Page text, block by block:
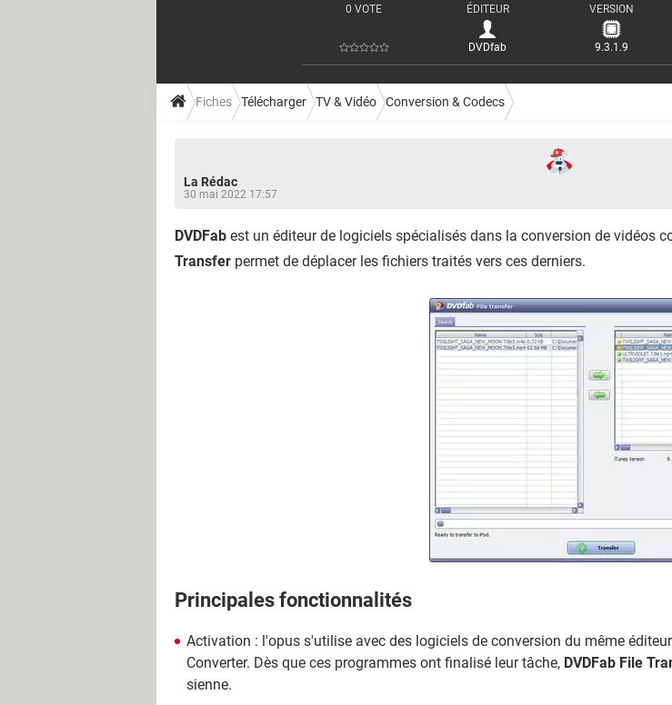
0 VOTE ÉDITEUR
DVDfab
VERSION
9.3.1.9
Fiches Télécharger TV & Vidéo Conversion & Codecs
La Rédac
30 mai 2022 17:57
DVDFab est un éditeur de logiciels spécialisés dans la conversion de vidéos
Transfer permet de déplacer les fichiers traités vers ces derniers.
Principales fonctionnalités
Activation : l'opus s'utilise avec des logiciels de conversion du même éditeur
Converter. Dès que ces programmes ont finalisé leur tâche, DVDFab File
sienne.